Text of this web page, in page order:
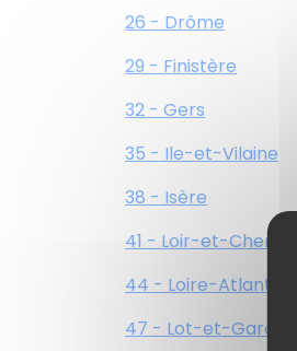
26 - Drôme
29 - Finistère
32 - Gers
35 - Ile-et-Vilaine
38 - Isère
41 - Loir-et-Cher
44 - Loire-Atlantique
47 - Lot-et-Garonne